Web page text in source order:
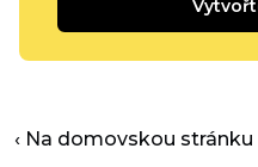
‹ Na domovskou